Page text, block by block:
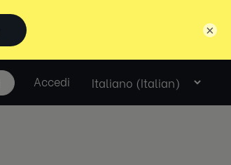
Accedi
Select
language
×